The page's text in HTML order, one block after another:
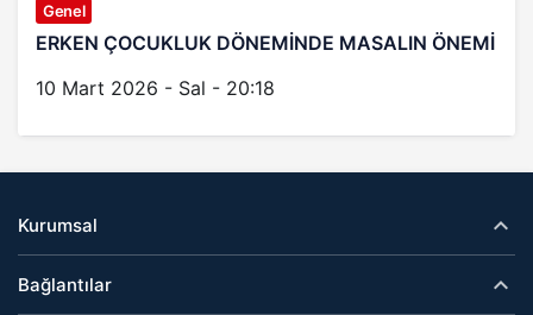
Genel
ERKEN ÇOCUKLUK DÖNEMİNDE MASALIN ÖNEMİ
10 Mart 2026 - Sal - 20:18
Kurumsal
Bağlantılar